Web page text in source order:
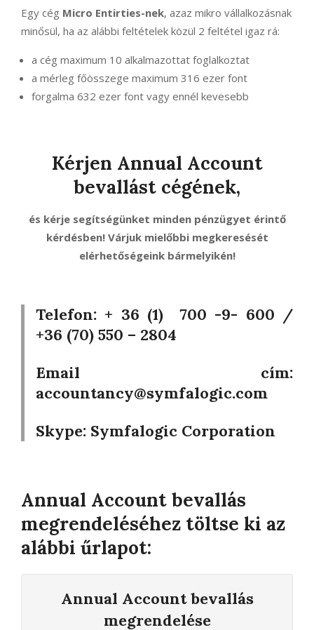
Egy cég Micro Entirties-nek, azaz mikro vállalkozásnak
minősül, ha az alábbi feltételek közül 2 feltétel igaz rá:
a cég maximum 10 alkalmazottat foglalkoztat
a mérleg főösszege maximum 316 ezer font
forgalma 632 ezer font vagy ennél kevesebb
Kérjen Annual Account
bevallást cégének,
és kérje segítségünket minden pénzügyet érintő
kérdésben! Várjuk mielőbbi megkeresését
elérhetőségeink bármelyikén!
Telefon: + 36 (1) 700 -9- 600 /
+36 (70) 550 – 2804
Email cím:
accountancy@symfalogic.com
Skype: Symfalogic Corporation
Annual Account bevallás
megrendeléséhez töltse ki az
alábbi űrlapot:
Annual Account bevallás
megrendelése